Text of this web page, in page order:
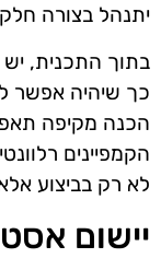
יתנהל בצורה
בתוך התכנית, יש
כך שיהיה אפשר
הכנה מקיפה
הקמפיינים
לא רק בביצוע
יישום